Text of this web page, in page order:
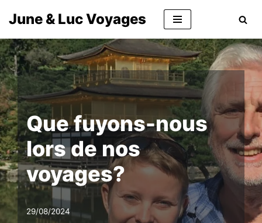
au
contenu
June & Luc Voyages
Que fuyons-nous
lors de nos
voyages?
29/08/2024